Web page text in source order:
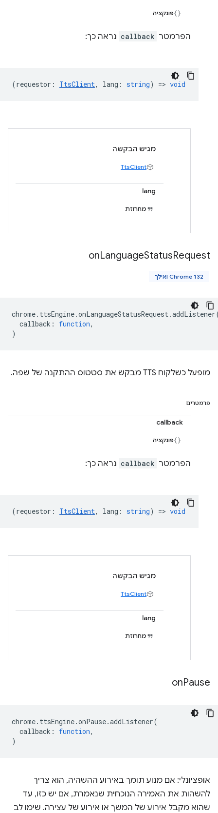
פונקציה
הפרמטר callback נראה כך:
(requestor : TtsClient, lang : string) => void
מגיש הבקשה
TtsClient
lang
מחרוזת
onLanguageStatusRequest
Chrome 132 ואילך
chrome. ttsEngine.onLanguageStatusRequest.addListener
callback : function,
)
מופעל כשלקוח TTS מבקש את סטטוס ההתקנה של שפה.
פרמטרים
callback
פונקציה
הפרמטר callback נראה כך:
(requestor : TtsClient, lang : string) => void
מגיש הבקשה
TtsClient
lang
מחרוזת
onPause
chrome. ttsEngine.onPause.addListener(
callback : function,
)
אופציונלי: אם מנוע תומך באירוע ההשהיה, הוא צריך
להשהות את האמירה הנוכחית שנאמרת, אם יש כזו, עד
שהוא מקבל אירוע של המשך או אירוע של עצירה. שימו לב